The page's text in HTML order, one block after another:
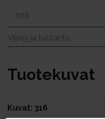
Yrtit
Viljely ja tuotanto
Tuo­te­ku­vat
Kuvat: 316